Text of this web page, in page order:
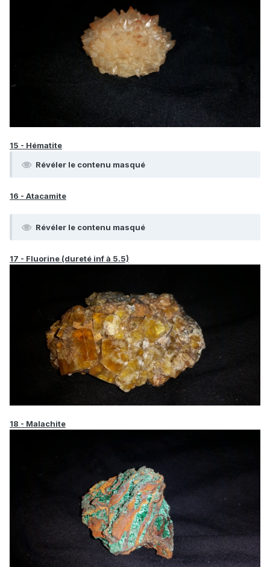
15 - Hématite
Révéler le contenu masqué
16 - Atacamite
Révéler le contenu masqué
17 - Fluorine (dureté inf à 5.5)
18 - Malachite